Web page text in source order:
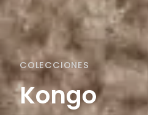
COLECCIONES
Kongo